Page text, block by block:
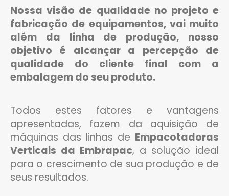
Nossa visão de qualidade no projeto e
fabricação de equipamentos, vai muito
além da linha de produção, nosso
objetivo é alcançar a percepção de
qualidade do cliente final com a
embalagem do seu produto.
Todos estes fatores e vantagens
apresentadas, fazem da aquisição de
máquinas das linhas de Empacotadoras
Verticais da Embrapac, a solução ideal
para o crescimento de sua produção e de
seus resultados.